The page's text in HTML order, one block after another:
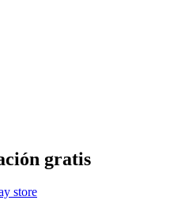
gratis
store